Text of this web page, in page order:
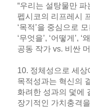
“우리는 설탕물만 파
펩시코의 리프레시
‘목적’을 중심으로
‘무엇을’, ‘어떻게’,
공동 작가 vs. 비싼
10. 정체성으로 세
목적성과는 혁신의
화려한 성과의 덫에
장기적인 가치충격